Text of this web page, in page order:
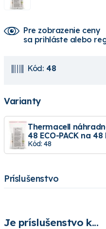
Pre zobrazenie ceny
sa prihláste alebo
Kód: 48
Varianty
Thermacell
48 ECO-PACK na 48
Kód: 48
Príslušenstvo
Je príslušenstvo k...